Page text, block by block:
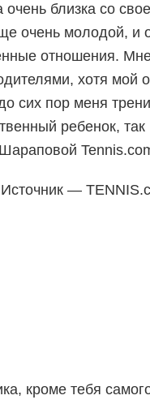
близка со
очень молодой, и
отношения.
хотя мой
сих пор меня
ребенок, так
—
кроме тебя